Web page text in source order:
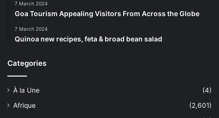
7 March 2024
Goa Tourism Appealing Visitors From Across the Globe
7 March 2024
Quinoa new recipes, feta & broad bean salad
Categories
À la Une
(4)
Afrique
(2,601)